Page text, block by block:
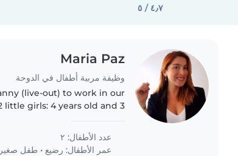
٤٫٧ / ٥
Maria Paz
وظيفة مربية أطفال في الدوحة
(live-out) to work in our
little girls: 4 years old and 3
childcare,..
عدد الأطفال: ٢
عمر الأطفال: رضيع • طفل صغير